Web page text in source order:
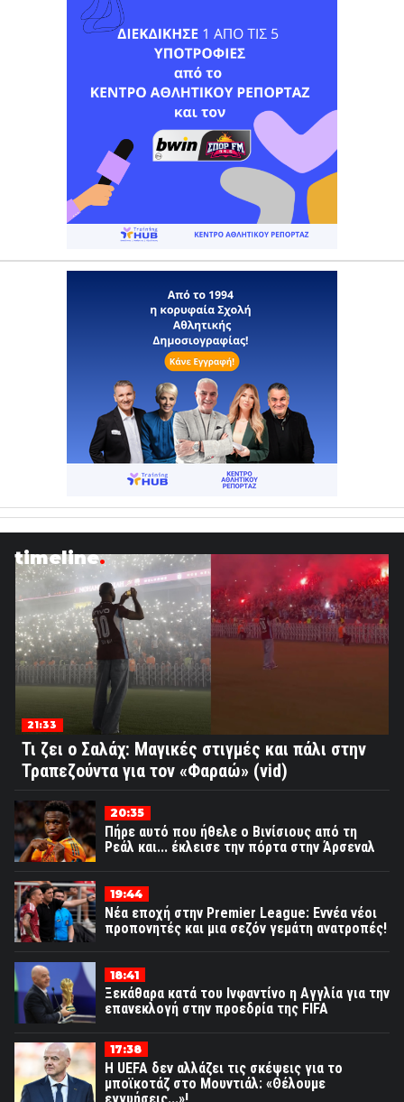
timeline
21:33
Τι ζει ο Σαλάχ: Μαγικές στιγμές και πάλι στην
Τραπεζούντα για τον «Φαραώ» (vid)
20:35
Πήρε αυτό που ήθελε ο Βινίσιους από τη
Ρεάλ και... έκλεισε την πόρτα στην Άρσεναλ
19:44
Νέα εποχή στην Premier League: Εννέα νέοι
προπονητές και μια σεζόν γεμάτη ανατροπές!
18:41
Ξεκάθαρα κατά του Ινφαντίνο η Αγγλία για την
επανεκλογή στην προεδρία της FIFA
17:38
Η UEFA δεν αλλάζει τις σκέψεις για το
μποϊκοτάζ στο Μουντιάλ: «Θέλουμε